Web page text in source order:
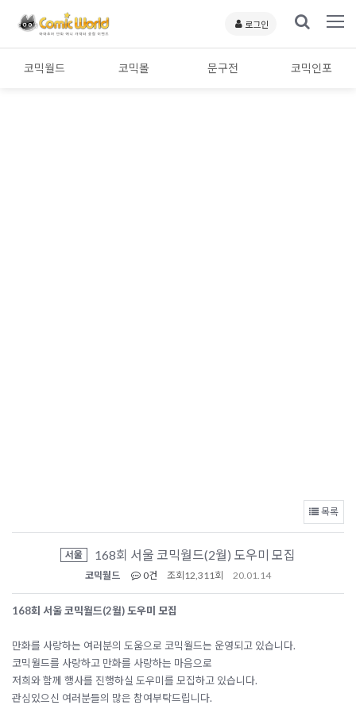
로그인
코믹월드 코믹몰 문구전 코믹인포
목록
서울 168회 서울 코믹월드(2월) 도우미 모집
코믹월드 0건 조회 12,311회 20.01.14
168회 서울 코믹월드(2월) 도우미 모집
만화를 사랑하는 여러분의 도움으로 코믹월드는 운영되고 있습니다.
코믹월드를 사랑하고 만화를 사랑하는 마음으로
저희와 함께 행사를 진행하실 도우미를 모집하고 있습니다.
관심있으신 여러분들의 많은 참여부탁드립니다.